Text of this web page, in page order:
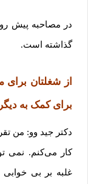
در مصاحبه پیش
گذاشته است.
از شغلتان
برای کمک به
دکتر جید وو: من
کار می‌کنم. نمی
غلبه بر بی